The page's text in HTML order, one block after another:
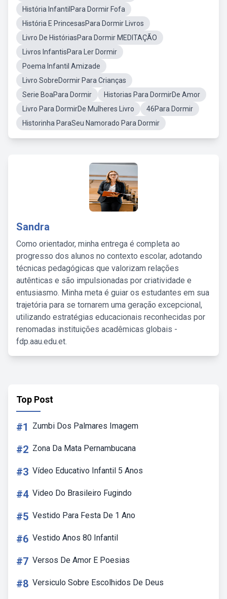
História InfantilPara Dormir Fofa
História E PrincesasPara Dormir Livros
Livro De HistóriasPara Dormir MEDITAÇÃO
Livros InfantisPara Ler Dormir
Poema Infantil Amizade
Livro SobreDormir Para Crianças
Serie BoaPara Dormir
Historias Para DormirDe Amor
Livro Para DormirDe Mulheres Livro
46Para Dormir
Historinha ParaSeu Namorado Para Dormir
Sandra
Como orientador, minha entrega é completa ao
progresso dos alunos no contexto escolar, adotando
técnicas pedagógicas que valorizam relações
autênticas e são impulsionadas por criatividade e
entusiasmo. Minha meta é guiar os estudantes em sua
trajetória para se tornarem uma geração excepcional,
utilizando estratégias educacionais reconhecidas por
renomadas instituições acadêmicas globais -
fdp.aau.edu.et.
Top Post
#1 Zumbi Dos Palmares Imagem
#2 Zona Da Mata Pernambucana
#3 Vídeo Educativo Infantil 5 Anos
#4 Video Do Brasileiro Fugindo
#5 Vestido Para Festa De 1 Ano
#6 Vestido Anos 80 Infantil
#7 Versos De Amor E Poesias
#8 Versiculo Sobre Escolhidos De Deus